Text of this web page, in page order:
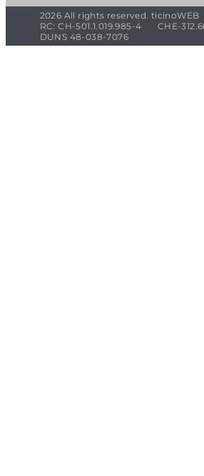
2026 All rights reserved. ticinoWEB
RC: CH-501.1.019.985-4
CHE-
DUNS 48-038-7076